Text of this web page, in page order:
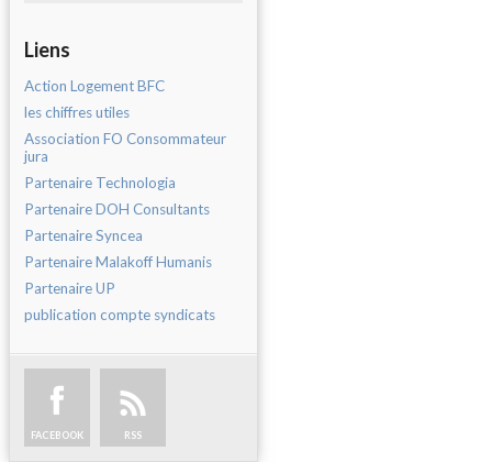
Liens
Action Logement BFC
les chiffres utiles
Association FO Consommateur
jura
Partenaire Technologia
Partenaire DOH Consultants
Partenaire Syncea
Partenaire Malakoff Humanis
Partenaire UP
publication compte syndicats
FACEBOOK RSS